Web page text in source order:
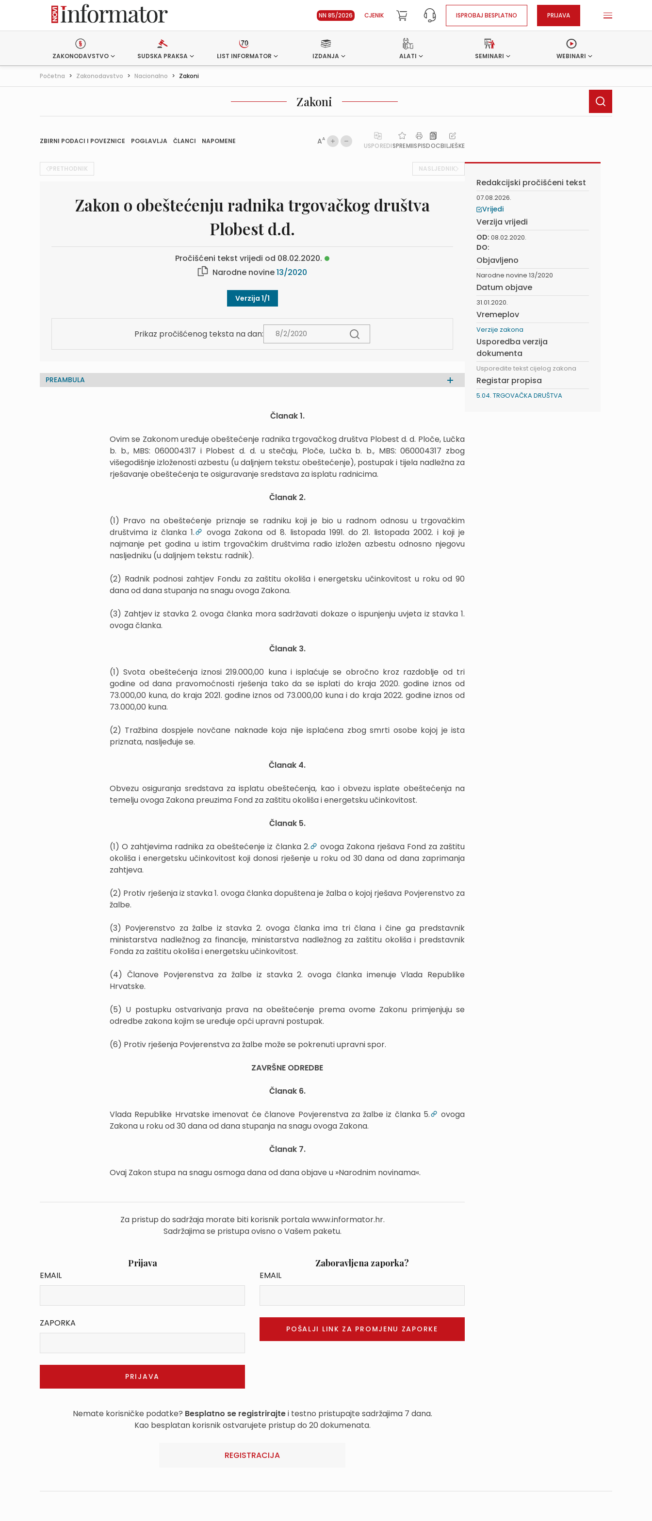
NN 85/2026 CJENIK ISPROBAJ BESPLATNO PRIJAVA
ZAKONODAVSTVO SUDSKA PRAKSA LIST INFORMATOR IZDANJA ALATI SEMINARI WEBINARI
Početna > Zakonodavstvo > Nacionalno > Zakoni
Zakoni
ZBIRNI PODACI I POVEZNICE POGLAVLJA ČLANCI NAPOMENE AA
USPOREDISPREMIISPISDOCBILJEŠKE
PRETHODNIK NASLJEDNIK
Zakon o obeštećenju radnika trgovačkog društva
Plobest d.d.
Pročišćeni tekst vrijedi od 08.02.2020.
Narodne novine13/2020
Verzija 1/1
Prikaz pročišćenog teksta na dan:
PREAMBULA
Članak 1.
Ovim se Zakonom uređuje obeštećenje radnika trgovačkog društva Plobest d. d. Ploče, Lučka
b. b., MBS: 060004317 i Plobest d. d. u stečaju, Ploče, Lučka b. b., MBS: 060004317 zbog
višegodišnje izloženosti azbestu (u daljnjem tekstu: obeštećenje), postupak i tijela nadležna za
rješavanje obeštećenja te osiguravanje sredstava za isplatu radnicima.
Članak 2.
(1) Pravo na obeštećenje priznaje se radniku koji je bio u radnom odnosu u trgovačkim
društvima iz članka 1.
ovoga Zakona od 8. listopada 1991. do 21. listopada 2002. i koji je
najmanje pet godina u istim trgovačkim društvima radio izložen azbestu odnosno njegovu
nasljedniku (u daljnjem tekstu: radnik).
(2) Radnik podnosi zahtjev Fondu za zaštitu okoliša i energetsku učinkovitost u roku od 90
dana od dana stupanja na snagu ovoga Zakona.
(3) Zahtjev iz stavka 2. ovoga članka mora sadržavati dokaze o ispunjenju uvjeta iz stavka 1.
ovoga članka.
Članak 3.
(1) Svota obeštećenja iznosi 219.000,00 kuna i isplaćuje se obročno kroz razdoblje od tri
godine od dana pravomoćnosti rješenja tako da se isplati do kraja 2020. godine iznos od
73.000,00 kuna, do kraja 2021. godine iznos od 73.000,00 kuna i do kraja 2022. godine iznos od
73.000,00 kuna.
(2) Tražbina dospjele novčane naknade koja nije isplaćena zbog smrti osobe kojoj je ista
priznata, nasljeđuje se.
Članak 4.
Obvezu osiguranja sredstava za isplatu obeštećenja, kao i obvezu isplate obeštećenja na
temelju ovoga Zakona preuzima Fond za zaštitu okoliša i energetsku učinkovitost.
Članak 5.
(1) O zahtjevima radnika za obeštećenje iz članka 2.
ovoga Zakona rješava Fond za zaštitu
okoliša i energetsku učinkovitost koji donosi rješenje u roku od 30 dana od dana zaprimanja
zahtjeva.
(2) Protiv rješenja iz stavka 1. ovoga članka dopuštena je žalba o kojoj rješava Povjerenstvo za
žalbe.
(3) Povjerenstvo za žalbe iz stavka 2. ovoga članka ima tri člana i čine ga predstavnik
ministarstva nadležnog za financije, ministarstva nadležnog za zaštitu okoliša i predstavnik
Fonda za zaštitu okoliša i energetsku učinkovitost.
(4) Članove Povjerenstva za žalbe iz stavka 2. ovoga članka imenuje Vlada Republike
Hrvatske.
(5) U postupku ostvarivanja prava na obeštećenje prema ovome Zakonu primjenjuju se
odredbe zakona kojim se uređuje opći upravni postupak.
(6) Protiv rješenja Povjerenstva za žalbe može se pokrenuti upravni spor.
ZAVRŠNE ODREDBE
Članak 6.
Vlada Republike Hrvatske imenovat će članove Povjerenstva za žalbe iz članka 5.
ovoga
Zakona u roku od 30 dana od dana stupanja na snagu ovoga Zakona.
Članak 7.
Ovaj Zakon stupa na snagu osmoga dana od dana objave u »Narodnim novinama«.
Za pristup do sadržaja morate biti korisnik portala www.informator.hr.
Sadržajima se pristupa ovisno o Vašem paketu.
Prijava
EMAIL
ZAPORKA
Zaboravljena zaporka?
EMAIL
Nemate korisničke podatke? Besplatno se registrirajtei testno pristupajte sadržajima 7 dana.
Kao besplatan korisnik ostvarujete pristup do 20 dokumenata.
REGISTRACIJA
Redakcijski pročišćeni tekst
07.08.2026.
Vrijedi
Verzija vrijedi
OD: 08.02.2020.
DO:
Objavljeno
Narodne novine 13/2020
Datum objave
31.01.2020.
Vremeplov
Verzije zakona
Usporedba verzija
dokumenta
Usporedite tekst cijelog zakona
Registar propisa
5.04. TRGOVAČKA DRUŠTVA